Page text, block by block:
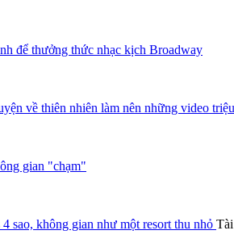
để thưởng thức nhạc kịch Broadway
về thiên nhiên làm nên những video
gian "chạm"
sao, không gian như một resort thu nhỏ